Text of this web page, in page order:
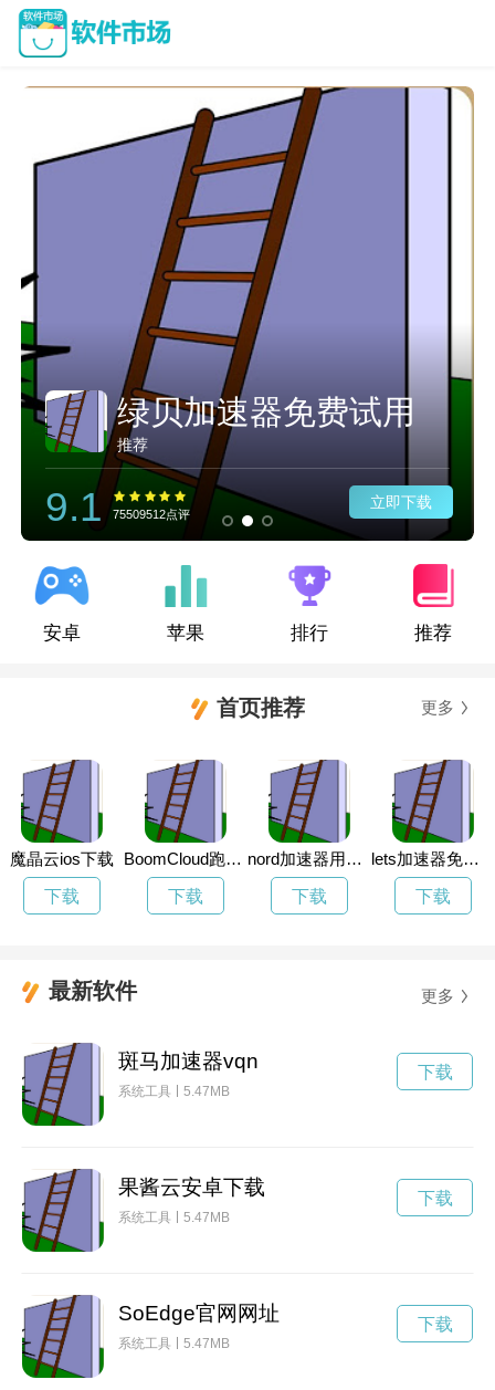
绿贝加速器免费试用
推荐
9.1 75509512点评
立即下载
安卓 苹果 排行 推荐
首页推荐 更多
魔晶云ios下载
下载
BoomCloud跑路了
下载
nord加速器用不了了
下载
lets加速器免费永久加速
下载
最新软件 更多
斑马加速器vqn
系统工具 5.47MB
下载
果酱云安卓下载
系统工具 5.47MB
下载
SoEdge官网网址
系统工具 5.47MB
下载